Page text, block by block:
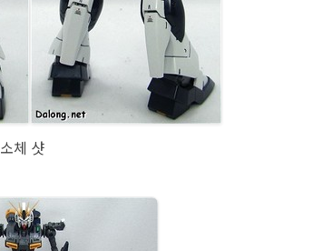
소체 샷